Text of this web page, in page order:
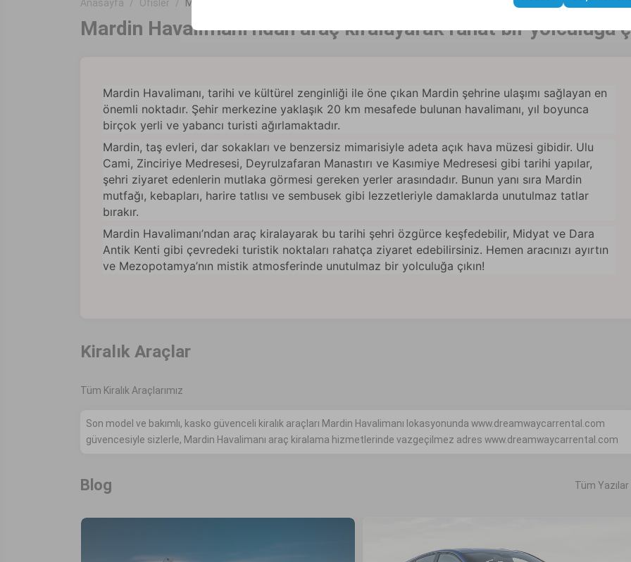
Anasayfa Ofisler Mardin Havalimanı
Mardin Havalimanı’ndan araç kiralayarak rahat bir yolculuğa
Mardin Havalimanı, tarihi ve kültürel zenginliği ile öne çıkan Mardin şehrine ulaşımı sağlayan en
önemli noktadır. Şehir merkezine yaklaşık 20 km mesafede bulunan havalimanı, yıl boyunca
birçok yerli ve yabancı turisti ağırlamaktadır.
Mardin, taş evleri, dar sokakları ve benzersiz mimarisiyle adeta açık hava müzesi gibidir. Ulu
Cami, Zinciriye Medresesi, Deyrulzafaran Manastırı ve Kasımiye Medresesi gibi tarihi yapılar,
şehri ziyaret edenlerin mutlaka görmesi gereken yerler arasındadır. Bunun yanı sıra Mardin
mutfağı, kebapları, harire tatlısı ve sembusek gibi lezzetleriyle damaklarda unutulmaz tatlar
bırakır.
Mardin Havalimanı’ndan araç kiralayarak bu tarihi şehri özgürce keşfedebilir, Midyat ve Dara
Antik Kenti gibi çevredeki turistik noktaları rahatça ziyaret edebilirsiniz. Hemen aracınızı ayırtın
ve Mezopotamya’nın mistik atmosferinde unutulmaz bir yolculuğa çıkın!
Kiralık Araçlar
Tüm Kiralık Araçlarımız
Son model ve bakımlı, kasko güvenceli kiralık araçları Mardin Havalimanı lokasyonunda www.dreamwaycarrental.com
güvencesiyle sizlerle, Mardin Havalimanı araç kiralama hizmetlerinde vazgeçilmez adres www.dreamwaycarrental.com
Blog Tüm Yazılar